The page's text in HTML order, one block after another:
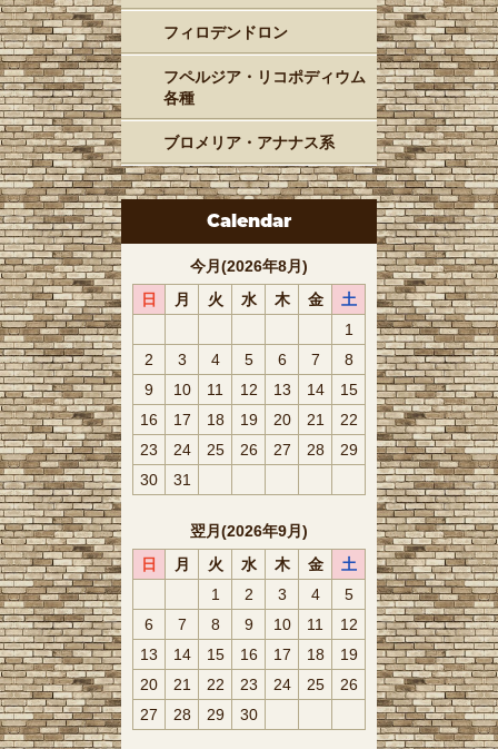
フィロデンドロン
フペルジア・リコポディウム
各種
ブロメリア・アナナス系
Calendar
今月(2026年8月)
日
月 火 水 木 金
土
1
2
3 4 5 6 7
8
9
10 11 12 13 14
15
16
17 18 19 20 21
22
23
24 25 26 27 28
29
30
31
翌月(2026年9月)
日
月 火 水 木 金
土
1
2 3 4
5
6
7 8 9 10 11
12
13
14 15 16 17 18
19
20
21 22 23 24 25
26
27
28 29 30